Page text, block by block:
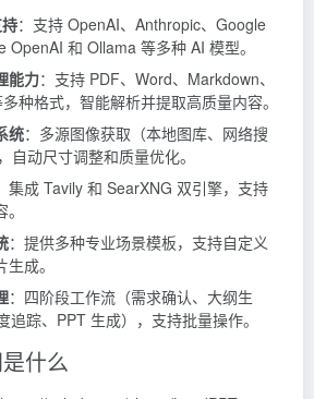
：支持 OpenAI、Anthropic、Google
OpenAI 和 Ollama 等多种 AI 模型。
能力：支持 PDF、Word、Markdown、
种格式，智能解析并提取高质量内容。
统：多源图像获取（本地图库、网络搜
自动尺寸调整和质量优化。
集成Tavily 和 SearXNG 双引擎，支持
：提供多种专业场景模板，支持自定义
成。
：四阶段工作流（需求确认、大纲生
追踪、PPT 生成），支持批量操作。
什么